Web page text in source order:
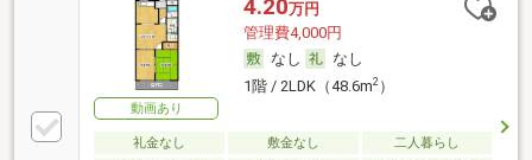
動画あり
4.20万円
管理費4,000円
なし
なし
1階 / 2LDK（48.6m2）
礼金なし 敷金なし
二人暮らし